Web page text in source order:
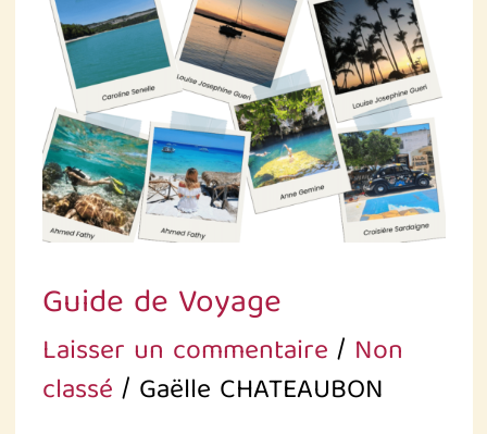
Guide de Voyage
Laisser un commentaire / Non
classé / Gaëlle CHATEAUBON